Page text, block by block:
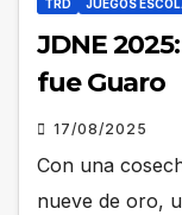
TRD JUEGOS
JDNE
fue Guaro
17/08/2025
Con una
nueve de oro,